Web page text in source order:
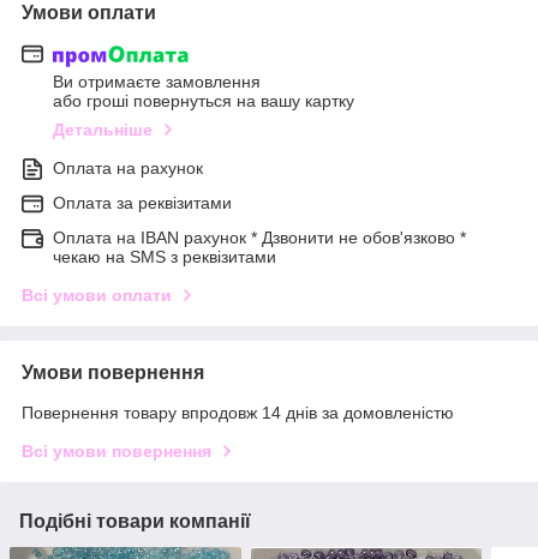
Умови оплати
Ви отримаєте замовлення
або гроші повернуться на вашу картку
Детальніше
Оплата на рахунок
Оплата за реквізитами
Оплата на IBAN рахунок * Дзвонити не обов'язково *
чекаю на SMS з реквізитами
Всі умови оплати
Умови повернення
Повернення товару впродовж 14 днів за домовленістю
Всі умови повернення
Подібні товари компанії